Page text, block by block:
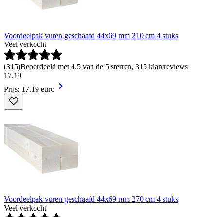
Voordeelpak vuren geschaafd 44x69 mm 210 cm 4 stuks
Veel verkocht
(315)Beoordeeld met 4.5 van de 5 sterren, 315 klantreviews
17.19
Prijs: 17.19 euro
Voordeelpak vuren geschaafd 44x69 mm 270 cm 4 stuks
Veel verkocht